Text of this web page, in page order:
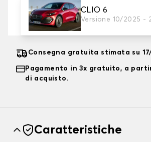
CLIO 6
Versione 10/2025 -
2. Livello di protezione
Scegli il telo protettivo adatto alle
Consegna gratuita stimata su
Pagamento in 3x gratuito, a
di acquisto.
Caratteristiche